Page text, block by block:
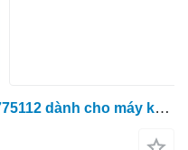
Bộ lọc thuỷ lực Hifi Filter 131775112 dành cho máy kéo bánh lốp